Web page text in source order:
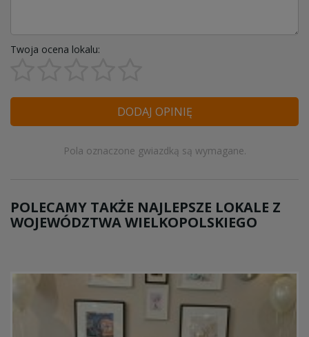
Twoja ocena lokalu:
DODAJ OPINIĘ
Pola oznaczone gwiazdką są wymagane.
POLECAMY TAKŻE NAJLEPSZE LOKALE Z
WOJEWÓDZTWA WIELKOPOLSKIEGO